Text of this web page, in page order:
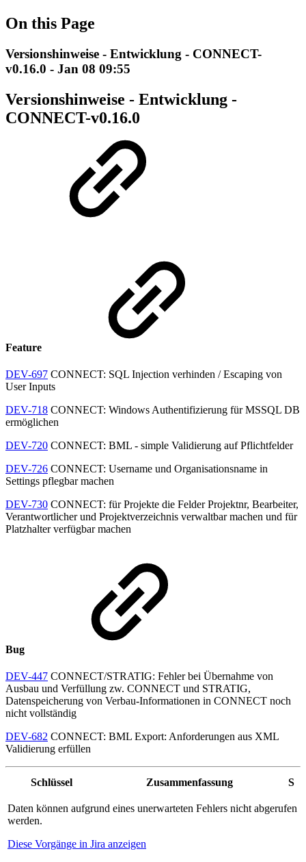
On this Page
Versionshinweise - Entwicklung - CONNECT-
v0.16.0 - Jan 08 09:55
Versionshinweise - Entwicklung -
CONNECT-v0.16.0
Feature
DEV-697 CONNECT: SQL Injection verhinden / Escaping von
User Inputs
DEV-718 CONNECT: Windows Authentifizierung für MSSQL DB
ermöglichen
DEV-720 CONNECT: BML - simple Validierung auf Pflichtfelder
DEV-726 CONNECT: Username und Organisationsname in
Settings pflegbar machen
DEV-730 CONNECT: für Projekte die Felder Projektnr, Bearbeiter,
Verantwortlicher und Projektverzeichnis verwaltbar machen und für
Platzhalter verfügbar machen
Bug
DEV-447 CONNECT/STRATIG: Fehler bei Übernahme von
Ausbau und Verfüllung zw. CONNECT und STRATIG,
Datenspeicherung von Verbau-Informationen in CONNECT noch
nicht vollständig
DEV-682 CONNECT: BML Export: Anforderungen aus XML
Validierung erfüllen
Schlüssel Zusammenfassung S
Daten können aufgrund eines unerwarteten Fehlers nicht abgerufen
werden.
Diese Vorgänge in Jira anzeigen